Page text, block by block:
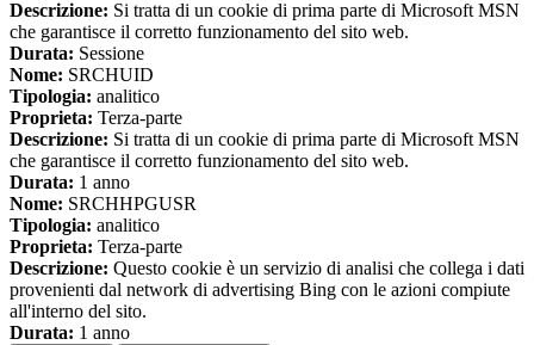
Descrizione: Si tratta di un cookie di prima parte di Microsoft MSN
che garantisce il corretto funzionamento del sito web.
Durata: Sessione
Nome: SRCHUID
Tipologia: analitico
Proprieta: Terza-parte
Descrizione: Si tratta di un cookie di prima parte di Microsoft MSN
che garantisce il corretto funzionamento del sito web.
Durata: 1 anno
Nome: SRCHHPGUSR
Tipologia: analitico
Proprieta: Terza-parte
Descrizione: Questo cookie è un servizio di analisi che collega i dati
provenienti dal network di advertising Bing con le azioni compiute
all'interno del sito.
Durata: 1 anno